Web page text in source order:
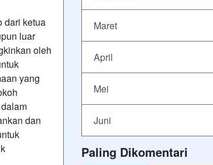
dari ketua
luar
oleh
yang
dan
Maret
April
Mei
Juni
Paling Dikomentari